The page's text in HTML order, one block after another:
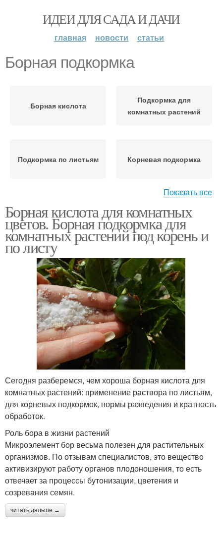
ИДЕИ ДЛЯ САДА И ДАЧИ
главная новости статьи
Борная подкормка
Борная кислота
Подкормка для
комнатных растений
Подкормка по листьям Корневая подкормка
Кислота для подкормки
кислотой
Показать все
Борная кислота для комнатных
цветов. Борная подкормка для
комнатных растений под корень и
по листу
Сегодня разберемся, чем хороша борная кислота для
комнатных растений: применение раствора по листьям,
для корневых подкормок, нормы разведения и кратность
обработок.
Роль бора в жизни растений
Микроэлемент бор весьма полезен для растительных
организмов. По отзывам специалистов, это вещество
активизируют работу органов плодоношения, то есть
отвечает за процессы бутонизации, цветения и
созревания семян.
читать дальше →